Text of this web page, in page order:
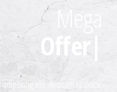
Mega
Offer|
elit. Aliquam id dolor.